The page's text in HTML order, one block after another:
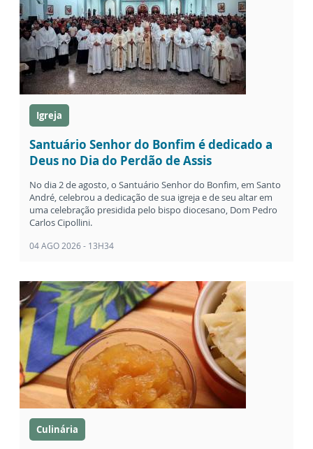
Igreja
Santuário Senhor do Bonfim é dedicado a
Deus no Dia do Perdão de Assis
No dia 2 de agosto, o Santuário Senhor do Bonfim, em Santo
André, celebrou a dedicação de sua igreja e de seu altar em
uma celebração presidida pelo bispo diocesano, Dom Pedro
Carlos Cipollini.
04 AGO 2026 - 13H34
Culinária